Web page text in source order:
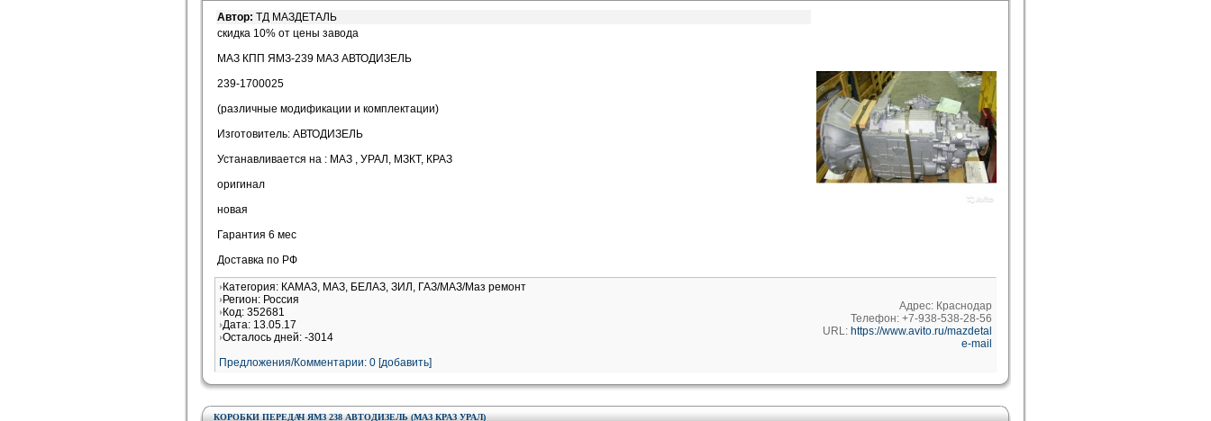
Автор: ТД МАЗДЕТАЛЬ
скидка 10% от цены завода
МАЗ КПП ЯМЗ-239 МАЗ АВТОДИЗЕЛЬ
239-1700025
(различные модификации и комплектации)
Изготовитель: АВТОДИЗЕЛЬ
Устанавливается на : МАЗ , УРАЛ, МЗКТ, КРАЗ
оригинал
новая
Гарантия 6 мес
Доставка по РФ
Категория: КАМАЗ, МАЗ, БЕЛАЗ, ЗИЛ, ГАЗ/МАЗ/Маз ремонт
Регион: Россия
Код: 352681
Дата: 13.05.17
Осталось дней: -3014
Предложения/Комментарии: 0 [добавить]
Адрес: Краснодар
Телефон: +7-938-538-28-56
URL: https://www.avito.ru/mazdetal
e-mail
КОРОБКИ ПЕРЕДАЧ ЯМЗ 238 АВТОДИЗЕЛЬ (МАЗ КРАЗ УРАЛ)